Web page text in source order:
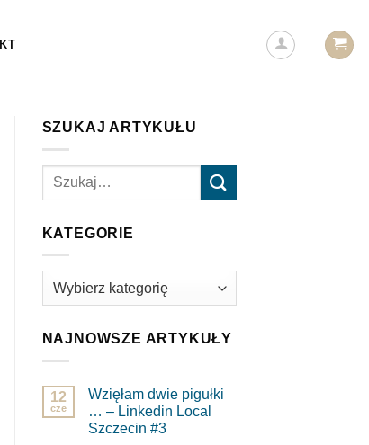
SZUKAJ ARTYKUŁU
KATEGORIE
Kategorie
NAJNOWSZE ARTYKUŁY
12
cze
Wzięłam dwie pigułki
… – Linkedin Local
Szczecin #3